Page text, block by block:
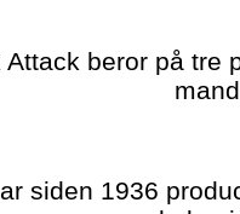
Attack beror på tre
siden 1936